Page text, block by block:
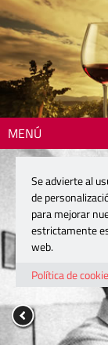
MENÚ
Se advierte al
de
para mejorar
estrictamente
web.
Política de